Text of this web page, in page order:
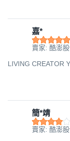
嘉*
賣家: 酷澎
LIVING CREATOR
簡*靖
賣家: 酷澎